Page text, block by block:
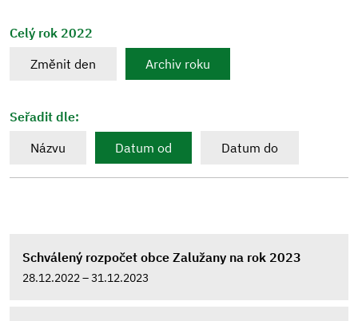
Celý rok 2022
Změnit den
Archiv roku
Seřadit dle:
Názvu
Datum od Datum do
Schválený rozpočet obce Zalužany na rok 2023
28.12.2022 – 31.12.2023